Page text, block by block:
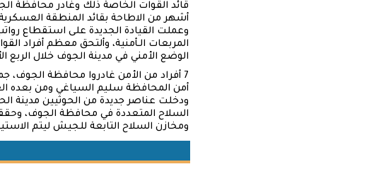
قائد القوات الخاصة ذلك وغادر محافظة
أشهر من الاطاحة بقائد المنطقة
وعملت القيادة الجديدة على استقطاع
المربعات الـأمنية، وألتحق معظم أفراد
الوضع الأمني في مدينة الجوف خلال الربع الأخير من
7 أفراد من الأمن غادروا محافظة
أمن المحافظة سليم السياغي ومن بعده
ودخلت عناصر جديدة من الحوثيين مدينة
السلاح المتعددة في محافظة الجوف،
ومخازن السلاح التابعة للجيش ليتم